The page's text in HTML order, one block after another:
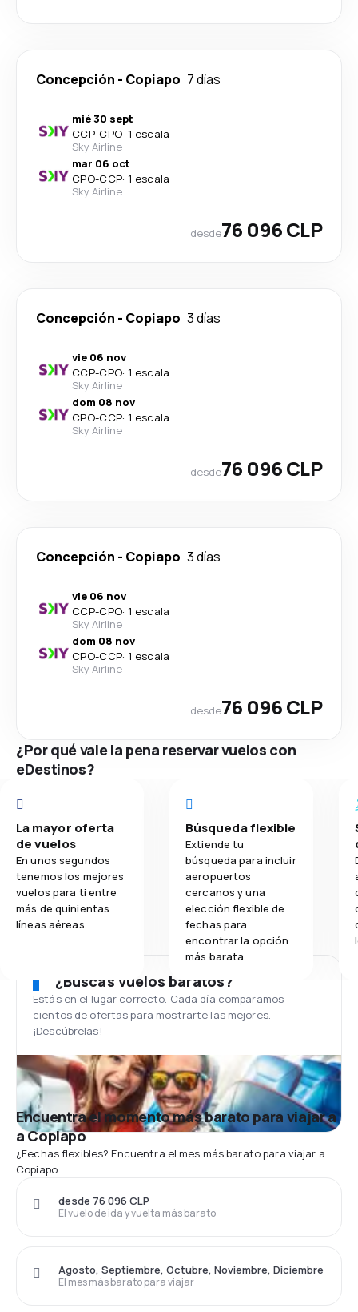
Concepción - Copiapo 7 días
mié 30 sept
CCP-CPO· 1 escala
Sky Airline
mar 06 oct
CPO-CCP· 1 escala
Sky Airline
desde76 096 CLP
Concepción - Copiapo 3 días
vie 06 nov
CCP-CPO· 1 escala
Sky Airline
dom 08 nov
CPO-CCP· 1 escala
Sky Airline
desde76 096 CLP
Concepción - Copiapo 3 días
vie 06 nov
CCP-CPO· 1 escala
Sky Airline
dom 08 nov
CPO-CCP· 1 escala
Sky Airline
desde76 096 CLP
¿Por qué vale la pena reservar vuelos con
eDestinos?
La mayor oferta
de vuelos
En unos segundos
tenemos los mejores
vuelos para ti entre
más de quinientas
líneas aéreas.
Búsqueda flexible
Extiende tu
búsqueda para incluir
aeropuertos
cercanos y una
elección flexible de
fechas para
encontrar la opción
más barata.
¿Buscas vuelos baratos?
Estás en el lugar correcto. Cada día comparamos
cientos de ofertas para mostrarte las mejores.
¡Descúbrelas!
Encuentra el momento más barato para viajar a
a Copiapo
¿Fechas flexibles? Encuentra el mes más barato para viajar a
Copiapo
El vuelo de ida y vuelta más barato
desde 76 096 CLP
El mes más barato para viajar
Agosto, Septiembre, Octubre, Noviembre, Diciembre